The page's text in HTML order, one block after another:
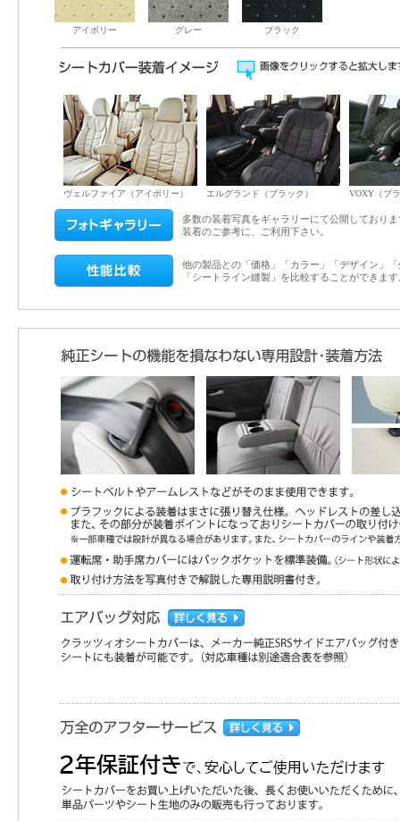
アイボリー グレー ブラック
ヴェルファイア（アイボリー） エルグランド（ブラック） VOXY（ブ
多数の装着写真をギャラリーにて公開しており
装着のご参考に、ご利用下さい。
他の製品との「価格」「カラー」「デザイン」
「シートライン縫製」を比較することができます